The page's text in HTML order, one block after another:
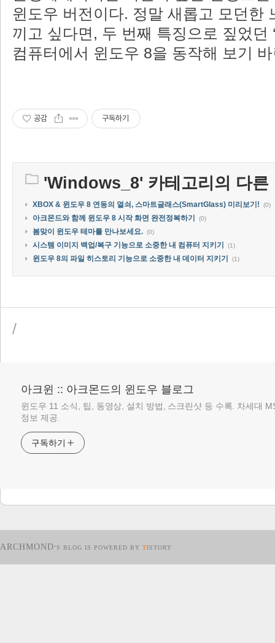
윈도우 버전이다. 정말 새롭고 모던한
끼고 싶다면, 두 번째 특징으로 짚었던
컴퓨터에서 윈도우 8을 동작해 보기
공감 구독하기
'Windows_8' 카테고리의 다른
XBOX & 윈도우 8 연동의 열쇠, 스마트글래스(SmartGlass) 미리보기! (0)
아크몬드와 함께 윈도우 8 시작 화면 완전정복하기 (0)
봄맞이 윈도우 테마를 만나보세요. (0)
시스템 이미지 백업/복구 기능으로 소중한 내 컴퓨터 지키기 (1)
윈도우 8의 파일 히스토리 기능으로 소중한 내 데이터 지키기 (1)
/
아크윈 :: 아크몬드의 윈도우 블로그
윈도우 11 소식, 팁, 동영상, 설치 방법, 스크린샷 등 수록. 차세대
정보 제공.
구독하기
ARCHMOND’S BLOG IS POWERED BY TISTORY